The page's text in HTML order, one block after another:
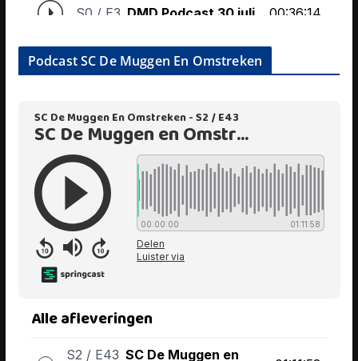
Podcast SC De Muggen En Omstreken